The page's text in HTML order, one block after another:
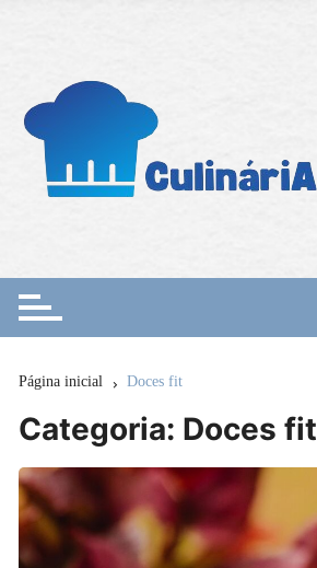
conteúdo
Página inicial Doces fit
Categoria: Doces fit